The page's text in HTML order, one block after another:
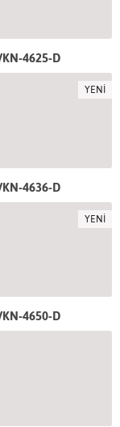
4625-D
YENİ
4636-D
YENİ
4650-D